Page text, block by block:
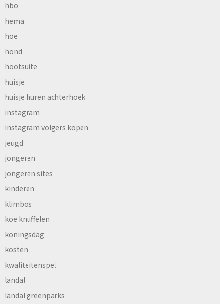
hbo
hema
hoe
hond
hootsuite
huisje
huisje huren achterhoek
instagram
instagram volgers kopen
jeugd
jongeren
jongeren sites
kinderen
klimbos
koe knuffelen
koningsdag
kosten
kwaliteitenspel
landal
landal greenparks